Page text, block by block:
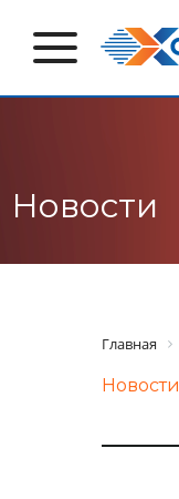
Новости
Главная
Новости